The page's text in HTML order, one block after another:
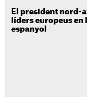
El president nord-
líders europeus
espanyol